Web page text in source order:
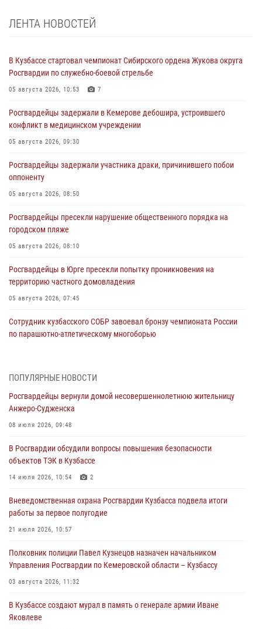
ЛЕНТА НОВОСТЕЙ
В Кузбассе стартовал чемпионат Сибирского ордена Жукова округа
Росгвардии по служебно-боевой стрельбе
05 августа 2026, 10:53 7
Росгвардейцы задержали в Кемерове дебошира, устроившего
конфликт в медицинском учреждении
05 августа 2026, 09:30
Росгвардейцы задержали участника драки, причинившего побои
оппоненту
05 августа 2026, 08:50
Росгвардейцы пресекли нарушение общественного порядка на
городском пляже
05 августа 2026, 08:10
Росгвардейцы в Юрге пресекли попытку проникновения на
территорию частного домовладения
05 августа 2026, 07:45
Сотрудник кузбасского СОБР завоевал бронзу чемпионата России
по парашютно-атлетическому многоборью
Кузбассовцы высоко оценили качество предоставления
04 августа 2026, 09:42
Росгвардейцы помогли разыскать троих юных путешественников из
04 августа 2026, 08:42
Росгвардейцы задержали нарушителя общественного порядка в
04 августа 2026, 07:41
Кемеровские росгвардейцы пресекли попытку хищения товара
04 августа 2026, 06:32
ПОПУЛЯРНЫЕ НОВОСТИ
Росгвардейцы вернули домой несовершеннолетнюю жительницу
Анжеро-Судженска
08 июля 2026, 09:48
В Росгвардии обсудили вопросы повышения безопасности
объектов ТЭК в Кузбассе
14 июля 2026, 10:54 2
Вневедомственная охрана Росгвардии Кузбасса подвела итоги
работы за первое полугодие
21 июля 2026, 10:57
Полковник полиции Павел Кузнецов назначен начальником
Управления Росгвардии по Кемеровской области – Кузбассу
03 августа 2026, 11:32
В Кузбассе создают мурал в память о генерале армии Иване
Яковлеве